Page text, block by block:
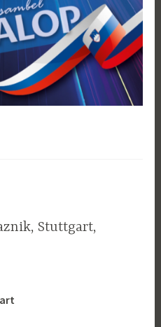
Stuttgart,